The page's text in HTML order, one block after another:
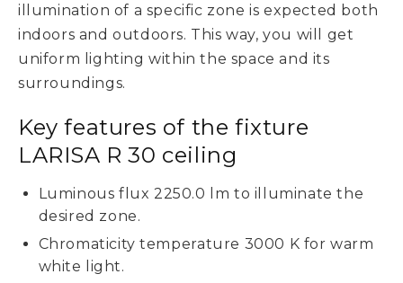
illumination of a specific zone is expected both
indoors and outdoors. This way, you will get
uniform lighting within the space and its
surroundings.
Key features of the fixture
LARISA R 30 ceiling
Luminous flux 2250.0 lm to illuminate the
desired zone.
Chromaticity temperature 3000 K for warm
white light.